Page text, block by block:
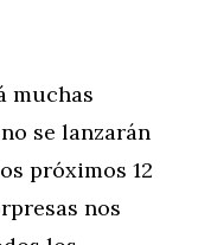
muchas
se lanzarán
próximos 12
nos